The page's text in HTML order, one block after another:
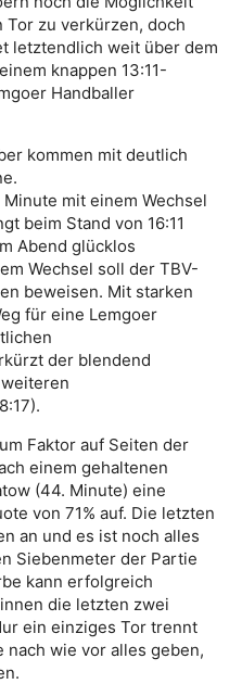
zu verkürzen, doch
letztendlich weit über dem
knappen 13:11-
Handballer
kommen mit deutlich
mit einem Wechsel
beim Stand von 16:11
Abend glücklos
Wechsel soll der TBV-
beweisen. Mit starken
für eine Lemgoer
der blendend
Faktor auf Seiten der
einem gehaltenen
(44. Minute) eine
von 71% auf. Die letzten
an und es ist noch alles
Siebenmeter der Partie
kann erfolgreich
die letzten zwei
ein einziges Tor trennt
nach wie vor alles geben,